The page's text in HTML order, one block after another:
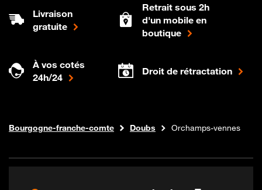
Livraison
gratuite
Retrait sous 2h
d'un mobile en
boutique
À vos cotés
24h/24
Droit de rétractation
Boutique Orange
Internet fibre
Bourgogne-franche-comte Doubs Orchamps-vennes